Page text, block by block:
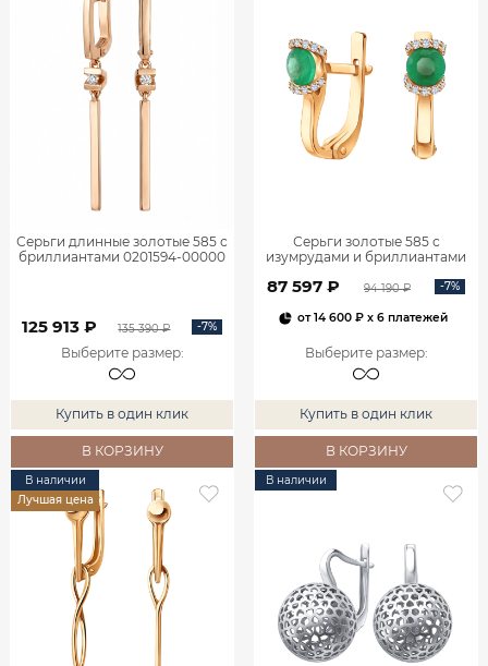
Серьги длинные золотые 585 с
бриллиантами 0201594-00000
125 913 ₽ 135 390 ₽ -7%
Выберите размер:
Купить в один клик
В КОРЗИНУ
Серьги золотые 585 с
изумрудами и бриллиантами
87 597 ₽ 94 190 ₽ -7%
от14 600 ₽ x 6 платежей
Выберите размер:
Купить в один клик
В КОРЗИНУ
В наличии
Лучшая цена
В наличии